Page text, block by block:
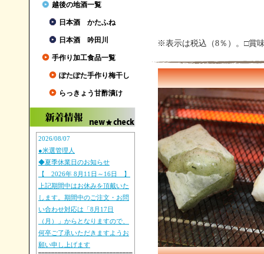
越後の地酒一覧
日本酒 かたふね
日本酒 吟田川
手作り加工食品一覧
ぽたぽた手作り梅干し
らっきょう甘酢漬け
2026/08/07
●米選管理人
◆夏季休業日のお知らせ
【 2026年 8月11日～16日 】
上記期間中はお休みを頂戴いた
します。期間中のご注文・お問
い合わせ対応は「8月17日
（月）」からとなりますので、
何卒ご了承いただきますようお
願い申し上げます
※表示は税込（8％）。□賞